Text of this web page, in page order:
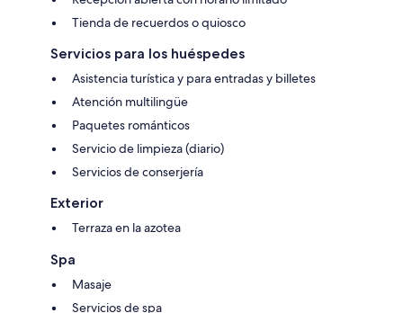
Tienda de recuerdos o quiosco
Servicios para los huéspedes
Asistencia turística y para entradas y billetes
Atención multilingüe
Paquetes románticos
Servicio de limpieza (diario)
Servicios de conserjería
Exterior
Terraza en la azotea
Spa
Masaje
Servicios de spa